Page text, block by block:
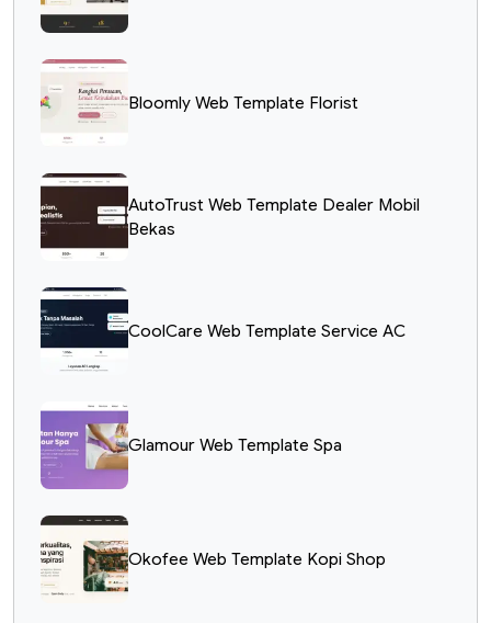
Bloomly Web Template Florist
AutoTrust Web Template Dealer Mobil
Bekas
CoolCare Web Template Service AC
Glamour Web Template Spa
Okofee Web Template Kopi Shop